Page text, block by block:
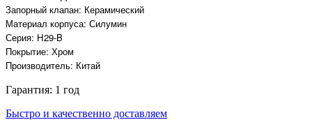
Запорный клапан: Керамический
Материал корпуса: Силумин
Серия: H29-B
Покрытие: Хром
Производитель: Китай
Гарантия: 1 год
Быстро и качественно доставляем